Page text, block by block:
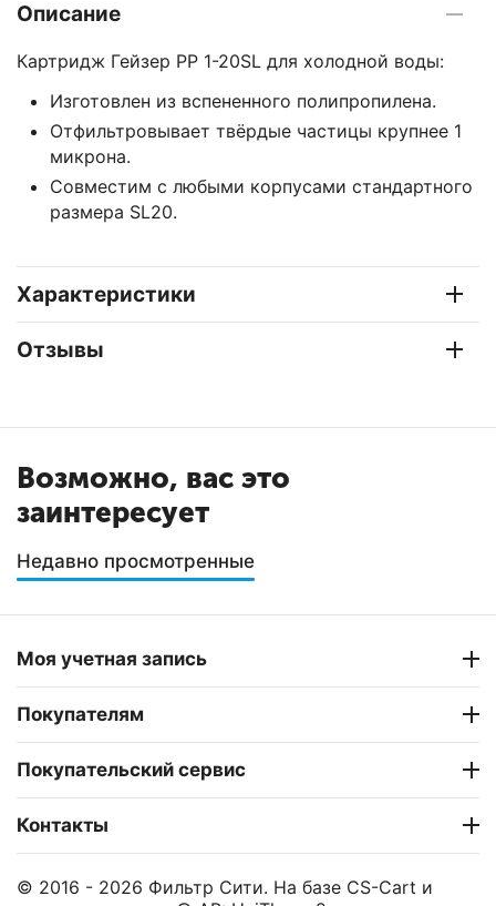
Описание
Картридж Гейзер PP 1-20SL для холодной воды:
Изготовлен из вспененного полипропилена.
Отфильтровывает твёрдые частицы крупнее 1
микрона.
Совместим с любыми корпусами стандартного
размера SL20.
Характеристики
Отзывы
Возможно, вас это
заинтересует
Недавно просмотренные
Моя учетная запись
Покупателям
Покупательский сервис
Контакты
© 2016 - 2026 Фильтр Сити. На базе CS-Cart и